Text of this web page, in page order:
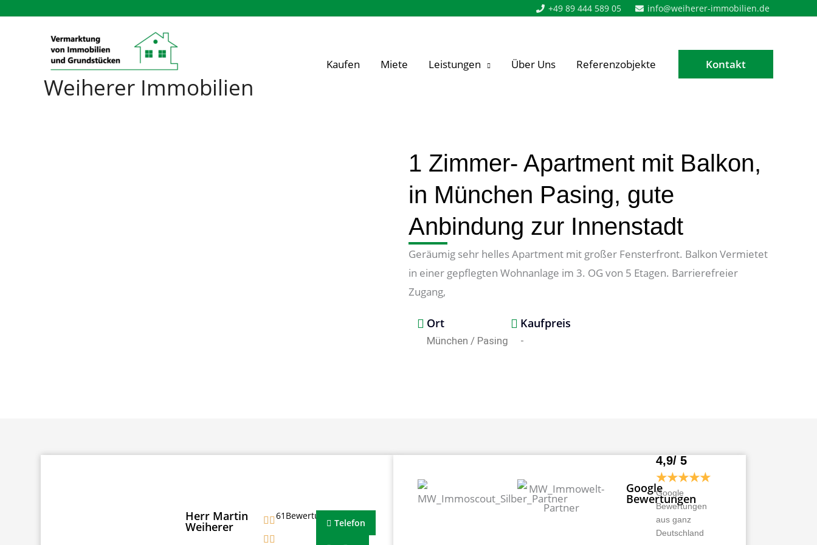
+49 89 444 589 05 info@weiherer-immobilien.de
Weiherer Immobilien
Kaufen Miete Leistungen Über Uns Referenzobjekte Kontakt
1 Zimmer- Apartment mit Balkon,
in München Pasing, gute
Anbindung zur Innenstadt
Geräumig sehr helles Apartment mit großer Fensterfront. Balkon Vermietet
in einer gepflegten Wohnanlage im 3. OG von 5 Etagen. Barrierefreier
Zugang,
Ort
München / Pasing
Kaufpreis
-
Herr Martin
Weiherer
61Bewertungen
Telefon
Google
Bewertungen
4,9/ 5
★★★★★
Google
Bewertungen
aus ganz
Deutschland